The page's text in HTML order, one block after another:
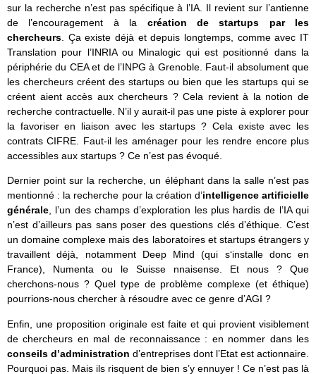
sur la recherche n’est pas spécifique à l’IA. Il revient sur l’antienne
de l’encouragement à la création de startups par les
chercheurs. Ça existe déjà et depuis longtemps, comme avec IT
Translation pour l’INRIA ou Minalogic qui est positionné dans la
périphérie du CEA et de l’INPG à Grenoble. Faut-il absolument que
les chercheurs créent des startups ou bien que les startups qui se
créent aient accès aux chercheurs ? Cela revient à la notion de
recherche contractuelle. N’il y aurait-il pas une piste à explorer pour
la favoriser en liaison avec les startups ? Cela existe avec les
contrats CIFRE. Faut-il les aménager pour les rendre encore plus
accessibles aux startups ? Ce n’est pas évoqué.
Dernier point sur la recherche, un éléphant dans la salle n’est pas
mentionné : la recherche pour la création d’intelligence artificielle
générale, l’un des champs d’exploration les plus hardis de l’IA qui
n’est d’ailleurs pas sans poser des questions clés d’éthique. C’est
un domaine complexe mais des laboratoires et startups étrangers y
travaillent déjà, notamment Deep Mind (qui s‘installe donc en
France), Numenta ou le Suisse nnaisense. Et nous ? Que
cherchons-nous ? Quel type de problème complexe (et éthique)
pourrions-nous chercher à résoudre avec ce genre d’AGI ?
Enfin, une proposition originale est faite et qui provient visiblement
de chercheurs en mal de reconnaissance : en nommer dans les
conseils d’administration d’entreprises dont l’Etat est actionnaire.
Pourquoi pas. Mais ils risquent de bien s’y ennuyer ! Ce n’est pas là